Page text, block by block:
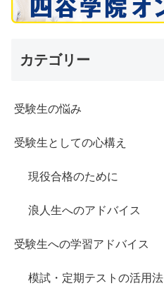
カテゴリー
受験生の悩み
受験生としての心構え
現役合格のために
浪人生へのアドバイス
受験生への学習アドバイス
模試・定期テストの活用法